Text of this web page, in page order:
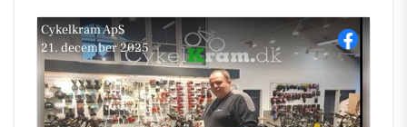
Cykelkram ApS
21. december 2025